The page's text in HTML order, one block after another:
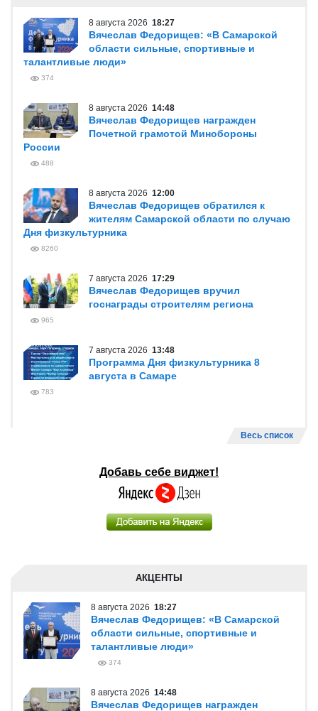
8 августа 2026 18:27
Вячеслав Федорищев: «В Самарской
области сильные, спортивные и
талантливые люди»
374
8 августа 2026 14:48
Вячеслав Федорищев награжден
Почетной грамотой Минобороны
России
488
8 августа 2026 12:00
Вячеслав Федорищев обратился к
жителям Самарской области по случаю
Дня физкультурника
8260
7 августа 2026 17:29
Вячеслав Федорищев вручил
госнаграды строителям региона
965
7 августа 2026 13:48
Программа Дня физкультурника 8
августа в Самаре
783
Весь список
Добавь себе виджет!
АКЦЕНТЫ
8 августа 2026 18:27
Вячеслав Федорищев: «В Самарской
области сильные, спортивные и
талантливые люди»
374
8 августа 2026 14:48
Вячеслав Федорищев награжден